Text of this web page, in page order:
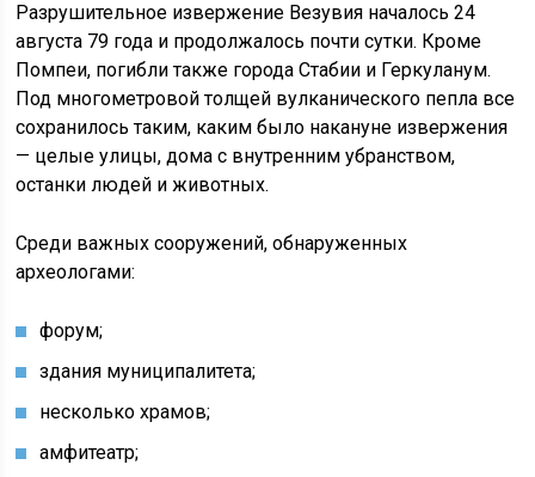
Разрушительное извержение Везувия началось 24
августа 79 года и продолжалось почти сутки. Кроме
Помпеи, погибли также города Стабии и Геркуланум.
Под многометровой толщей вулканического пепла все
сохранилось таким, каким было накануне извержения
— целые улицы, дома с внутренним убранством,
останки людей и животных.
Среди важных сооружений, обнаруженных
археологами:
форум;
здания муниципалитета;
несколько храмов;
амфитеатр;